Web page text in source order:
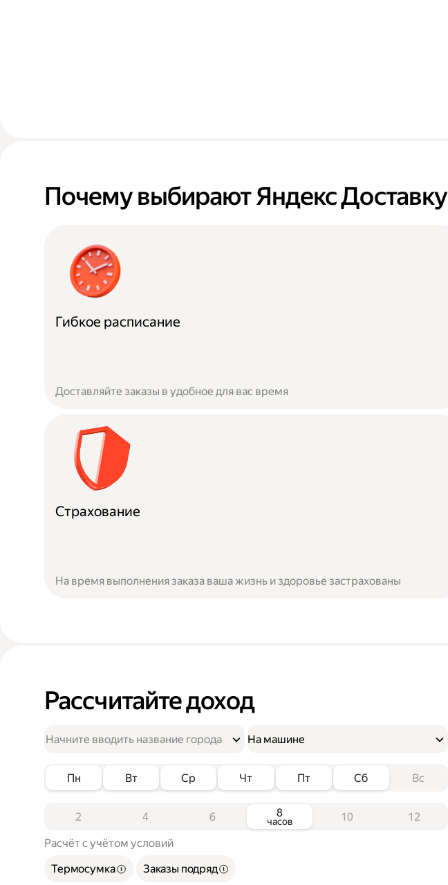
Почему выбирают Яндекс Доставку
Гибкое расписание
Доставляйте заказы в удобное для вас время
Страхование
На время выполнения заказа ваша жизнь и здоровье застрахованы
Рассчитайте доход
На машине
Пн Вт Ср Чт Пт Сб Вс
2 4 6 8
часов 10 12
Расчёт с учётом условий
Термосумка
Заказы подряд